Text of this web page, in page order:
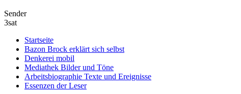
Sender
3sat
Startseite
Bazon Brock erklärt sich selbst
Denkerei mobil
Mediathek Bilder und Töne
Arbeitsbiographie Texte und Ereignisse
Essenzen der Leser